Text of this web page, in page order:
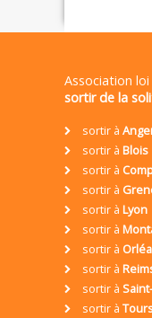
Association
sortir de la
sortir à
sortir à Blois
sortir à
sortir à
sortir à Lyon
sortir à
sortir à
sortir à
sortir à
sortir à